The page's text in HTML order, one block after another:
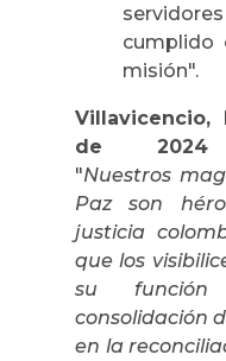
cumplido
misión".
de 2024
"Nuestros
Paz son
justicia
que los
su
consolidación
en la